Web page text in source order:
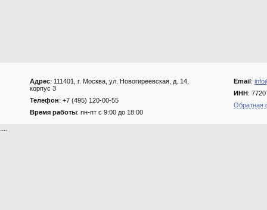
Адрес: 111401, г. Москва, ул. Новогиреевская, д. 14,
корпус 3
Телефон: +7 (495) 120-00-55
Время работы: пн-пт с 9:00 до 18:00
Email:
ИНН:
Обратная
....